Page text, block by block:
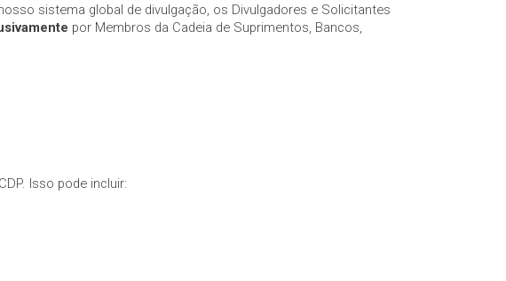
sistema global de divulgação, os Divulgadores e Solicitantes
por Membros da Cadeia de Suprimentos, Bancos,
Isso pode incluir: